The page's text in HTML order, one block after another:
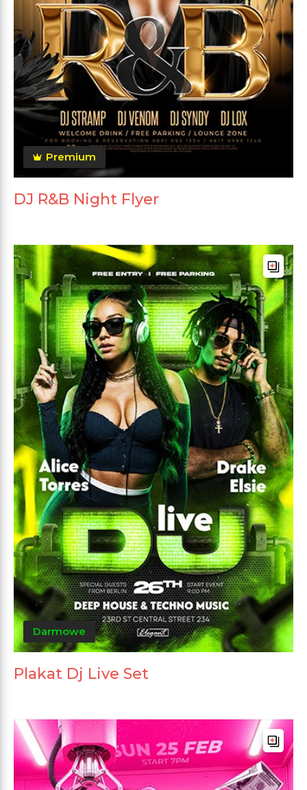
Premium
DJ R&B Night Flyer
Darmowe
Plakat Dj Live Set